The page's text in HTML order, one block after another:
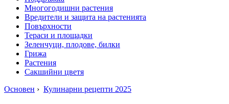
Многогодишни растения
Вредители и защита на растенията
Повърхности
Тераси и площадки
Зеленчуци, плодове, билки
Грижа
Растения
Сакшийни цветя
Основен › Кулинарни рецепти 2025